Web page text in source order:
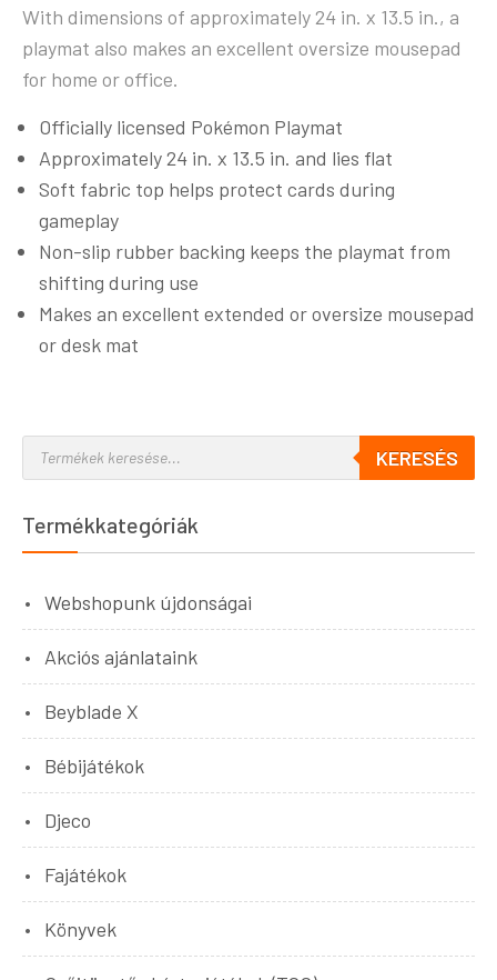
With dimensions of approximately 24 in. x 13.5 in., a
playmat also makes an excellent oversize mousepad
for home or office.
Officially licensed Pokémon Playmat
Approximately 24 in. x 13.5 in. and lies flat
Soft fabric top helps protect cards during
gameplay
Non-slip rubber backing keeps the playmat from
shifting during use
Makes an excellent extended or oversize mousepad
or desk mat
KERESÉS
Termékkategóriák
Webshopunk újdonságai
Akciós ajánlataink
Beyblade X
Bébijátékok
Djeco
Fajátékok
Könyvek